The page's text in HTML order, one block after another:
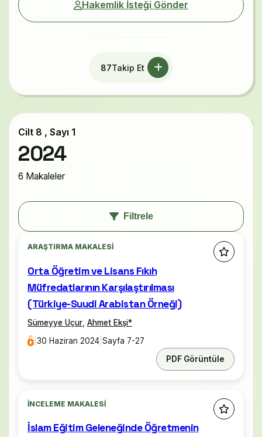
Hakemlik İsteği Gönder
87Takip Et
Cilt 8 , Sayı 1
2024
6 Makaleler
Filtrele
ARAŞTIRMA MAKALESI
Orta Öğretim ve Lisans Fıkıh
Müfredatlarının Karşılaştırılması
(Türkiye-Suudi Arabistan Örneği)
Sümeyye Uçur Ahmet Ekşi*
|30 Haziran 2024 |Sayfa 7-27
PDF Görüntüle
İNCELEME MAKALESI
İslam Eğitim Geleneğinde Öğretmenin